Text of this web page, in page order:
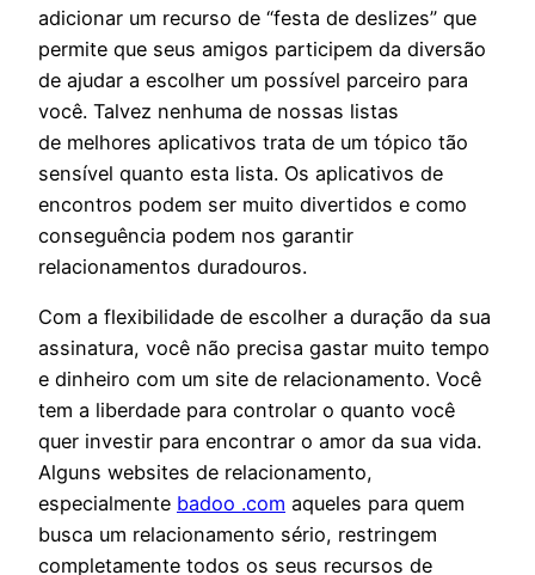
adicionar um recurso de “festa de deslizes” que
permite que seus amigos participem da diversão
de ajudar a escolher um possível parceiro para
você. Talvez nenhuma de nossas listas
de melhores aplicativos trata de um tópico tão
sensível quanto esta lista. Os aplicativos de
encontros podem ser muito divertidos e como
conseguência podem nos garantir
relacionamentos duradouros.
Com a flexibilidade de escolher a duração da sua
assinatura, você não precisa gastar muito tempo
e dinheiro com um site de relacionamento. Você
tem a liberdade para controlar o quanto você
quer investir para encontrar o amor da sua vida.
Alguns websites de relacionamento,
especialmente badoo .com aqueles para quem
busca um relacionamento sério, restringem
completamente todos os seus recursos de